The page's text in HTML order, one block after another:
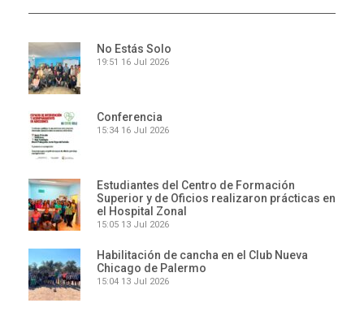
No Estás Solo
19:51 16 Jul 2026
Conferencia
15:34 16 Jul 2026
Estudiantes del Centro de Formación
Superior y de Oficios realizaron prácticas en
el Hospital Zonal
15:05 13 Jul 2026
Habilitación de cancha en el Club Nueva
Chicago de Palermo
15:04 13 Jul 2026